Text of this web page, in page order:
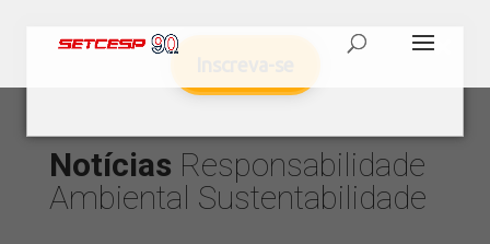
Notícias Responsabilidade
Ambiental Sustentabilidade